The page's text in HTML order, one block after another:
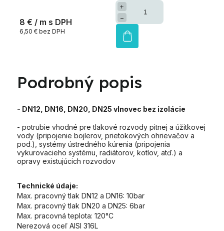
8 € / m
6,50 € bez DPH
+
−
Podrobný popis
- DN12, DN16, DN20, DN25 vlnovec bez izolácie
- potrubie vhodné pre tlakové rozvody pitnej a úžitkovej
vody (pripojenie bojlerov, prietokových ohrievačov a
pod.), systémy ústredného kúrenia (pripojenia
vykurovacieho systému, radiátorov, kotlov, atď.) a
opravy existujúcich rozvodov
Technické údaje:
Max. pracovný tlak DN12 a DN16: 10bar
Max. pracovný tlak DN20 a DN25: 6bar
Max. pracovná teplota: 120°C
Nerezová oceľ AISI 316L